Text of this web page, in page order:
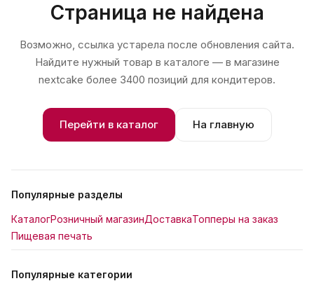
Страница не найдена
Возможно, ссылка устарела после обновления сайта.
Найдите нужный товар в каталоге — в магазине
nextcake более 3400 позиций для кондитеров.
Перейти в каталог На главную
Популярные разделы
КаталогРозничный магазинДоставкаТопперы на заказ
Пищевая печать
Популярные категории